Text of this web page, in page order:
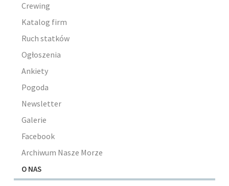
Crewing
Katalog firm
Ruch statków
Ogłoszenia
Ankiety
Pogoda
Newsletter
Galerie
Facebook
Archiwum Nasze Morze
O NAS